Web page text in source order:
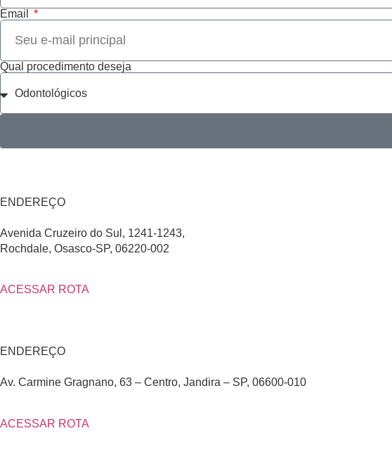
Email
Qual procedimento deseja
ENDEREÇO
Avenida Cruzeiro do Sul, 1241-1243,
Rochdale, Osasco-SP, 06220-002
ACESSAR ROTA
ENDEREÇO
Av. Carmine Gragnano, 63 – Centro, Jandira – SP, 06600-010
ACESSAR ROTA